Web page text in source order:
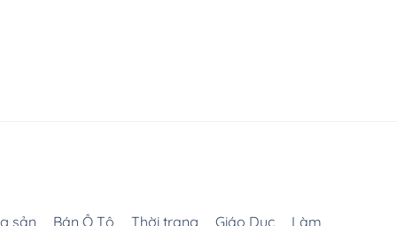
sản Bán Ô Tô Thời trang Giáo Dục Làm